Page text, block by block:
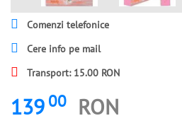
Comenzi telefonice
Cere info pe mail
Transport: 15.00 RON
139 00 RON